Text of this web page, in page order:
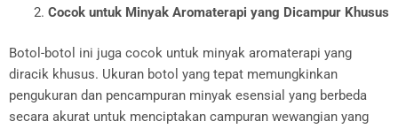
Cocok untuk Minyak Aromaterapi yang Dicampur Khusus
Botol-botol ini juga cocok untuk minyak aromaterapi yang
diracik khusus. Ukuran botol yang tepat memungkinkan
pengukuran dan pencampuran minyak esensial yang berbeda
secara akurat untuk menciptakan campuran wewangian yang